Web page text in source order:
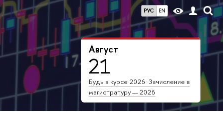
РУС EN
Август
21
Будь в курсе 2026: Зачисление в
магистратуру — 2026